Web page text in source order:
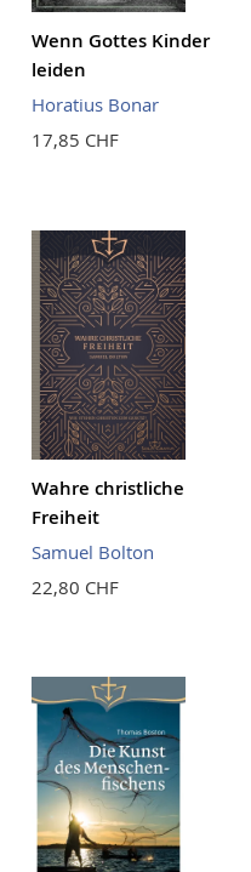
Wenn Gottes Kinder
leiden
Horatius Bonar
17,85 CHF
Wahre christliche
Freiheit
Samuel Bolton
22,80 CHF